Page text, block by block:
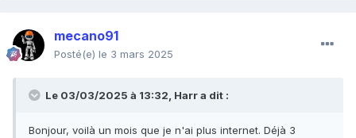
mecano91
Posté(e) le 3 mars 2025
Le 03/03/2025 à 13:32, Harra dit :
Bonjour, voilà un mois que je n'ai plus internet. Déjà 3